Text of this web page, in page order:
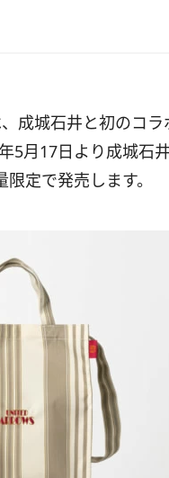
成城石井と初のコラ
5月17日より成城石
定で発売します。